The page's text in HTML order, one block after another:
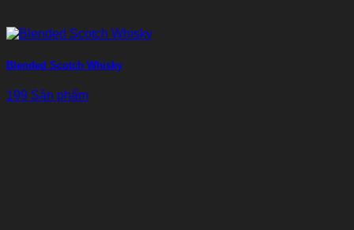
Blended Scotch Whisky
199 Sản phẩm